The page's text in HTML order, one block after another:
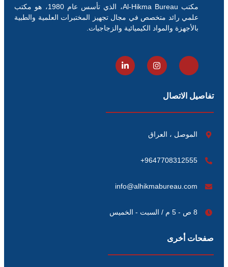
مكتب Al-Hikma Bureau، الذي تأسس عام 1980، هو مكتب
علمي رائد متخصص في مجال تجهيز المختبرات العلمية والطبية
بالأجهزة والمواد الكيميائية والزجاجيات.
تفاصيل الاتصال
الموصل ، العراق
9647708312555+
info@alhikmabureau.com
8 ص - 5 م / السبت - الخميس
صفحات أخرى